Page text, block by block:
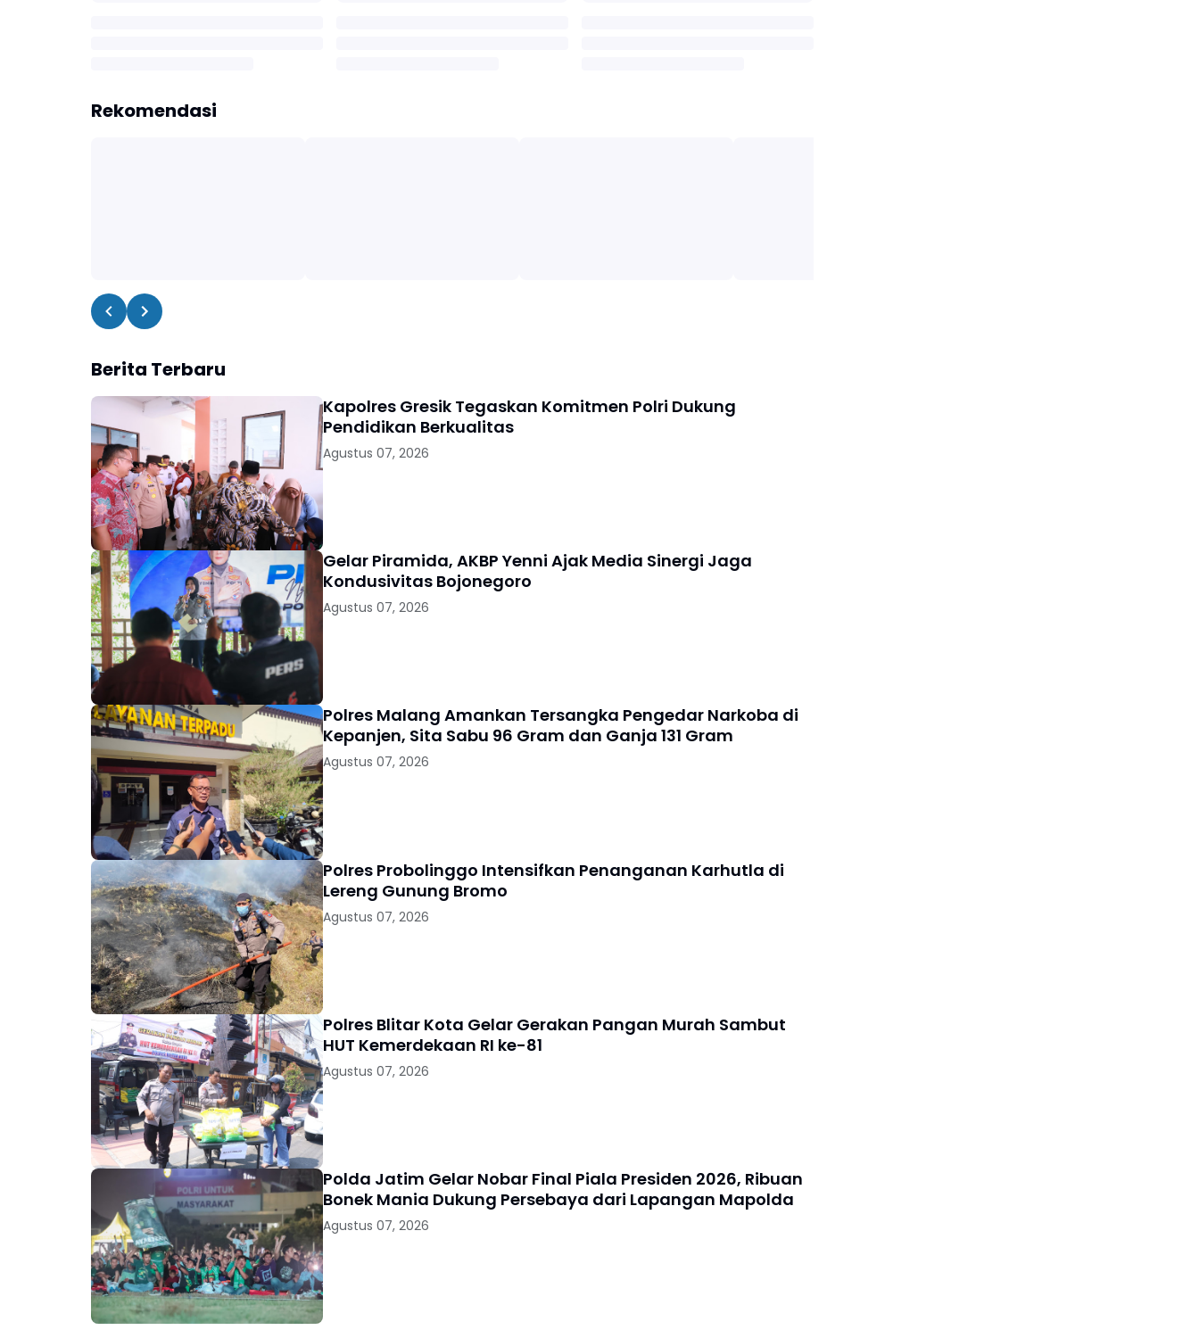
Rekomendasi
Berita Terbaru
Kapolres Gresik Tegaskan Komitmen Polri Dukung
Pendidikan Berkualitas
Agustus 07, 2026
Gelar Piramida, AKBP Yenni Ajak Media Sinergi Jaga
Kondusivitas Bojonegoro
Agustus 07, 2026
Polres Malang Amankan Tersangka Pengedar Narkoba di
Kepanjen, Sita Sabu 96 Gram dan Ganja 131 Gram
Agustus 07, 2026
Polres Probolinggo Intensifkan Penanganan Karhutla di
Lereng Gunung Bromo
Agustus 07, 2026
Polres Blitar Kota Gelar Gerakan Pangan Murah Sambut
HUT Kemerdekaan RI ke-81
Agustus 07, 2026
Polda Jatim Gelar Nobar Final Piala Presiden 2026, Ribuan
Bonek Mania Dukung Persebaya dari Lapangan Mapolda
Agustus 07, 2026